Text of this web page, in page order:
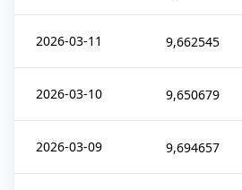
2026-03-11 9,662545
2026-03-10 9,650679
2026-03-09 9,694657